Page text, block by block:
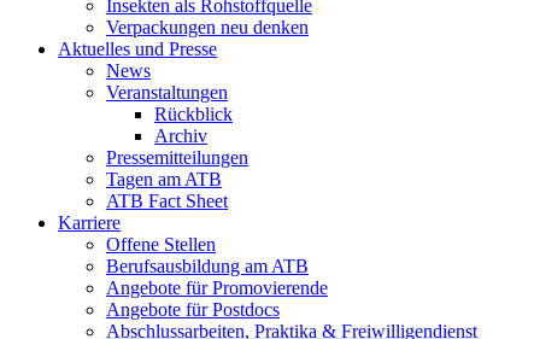
Insekten als Rohstoffquelle
Verpackungen neu denken
Aktuelles und Presse
News
Veranstaltungen
Rückblick
Archiv
Pressemitteilungen
Tagen am ATB
ATB Fact Sheet
Karriere
Offene Stellen
Berufsausbildung am ATB
Angebote für Promovierende
Angebote für Postdocs
Abschlussarbeiten, Praktika & Freiwilligendienst